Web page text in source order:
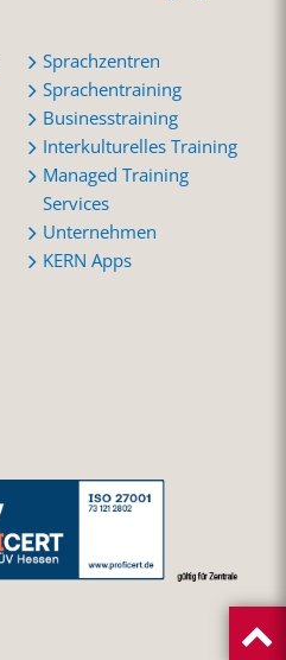
Sprachzentren
Sprachentraining
Businesstraining
Interkulturelles Training
Managed Training
Services
Unternehmen
KERN Apps